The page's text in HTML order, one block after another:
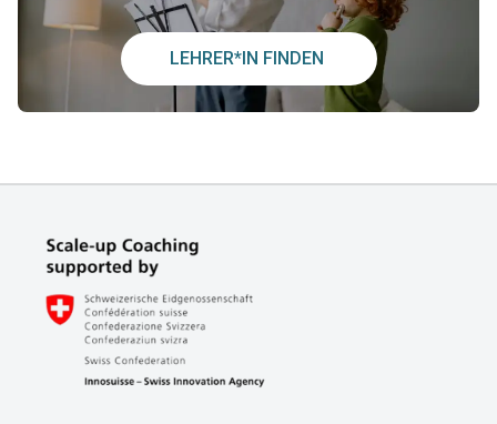
LEHRER*IN FINDEN